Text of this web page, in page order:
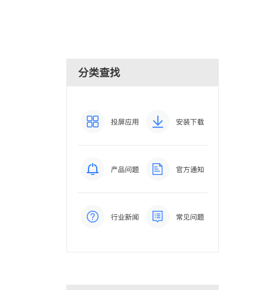
分类查找
投屏应用 安装下载
产品问题 官方通知
行业新闻 常见问题